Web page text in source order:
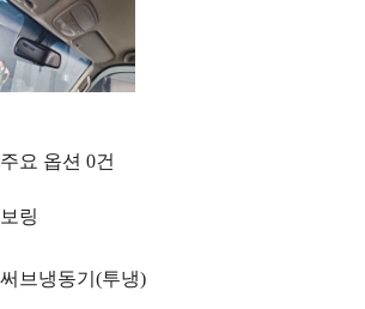
주요 옵션 0건
보링
써브냉동기(투냉)